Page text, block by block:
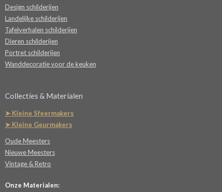
Design schilderijen
Landelijke schilderijen
Tafelverhalen schilderijen
Dieren schilderijen
Portret schilderijen
Wanddecoratie voor de keuken
Collecties & Materialen
➤ Kleine Sfeermakers
➤ Kleine Geurmakers
Oude Meesters
Nieuwe Meesters
Vintage & Retro
Onze Materialen: